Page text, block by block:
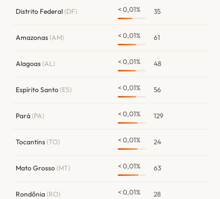
Distrito Federal(DF) < 0,01% 35
Amazonas(AM) < 0,01% 61
Alagoas(AL) < 0,01% 48
Espírito Santo(ES) < 0,01% 56
Pará (PA) < 0,01% 129
Tocantins(TO) < 0,01% 24
Mato Grosso(MT) < 0,01% 63
Rondônia (RO) < 0,01% 28